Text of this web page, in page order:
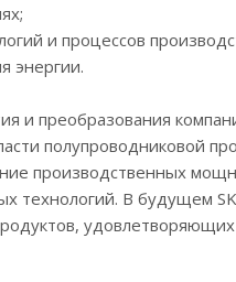
и процессов
энергии.
и преобразования
полупроводниковой
производственных
технологий. В будущем